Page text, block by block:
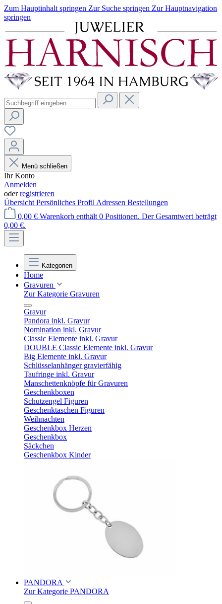
Zum Hauptinhalt springen Zur Suche springen Zur Hauptnavigation
springen
Menü schließen
Ihr Konto
Anmelden
oderregistrieren
Übersicht Persönliches Profil Adressen Bestellungen
0,00 € Warenkorb enthält 0 Positionen. Der Gesamtwert beträgt
0,00 €.
Kategorien
Home
Gravuren
Zur Kategorie Gravuren
Gravur
Pandora inkl. Gravur
Nomination inkl. Gravur
Classic Elemente inkl. Gravur
DOUBLE Classic Elemente inkl. Gravur
Big Elemente inkl. Gravur
Schlüsselanhänger gravierfähig
Taufringe inkl. Gravur
Manschettenknöpfe für Gravuren
Geschenkboxen
Schutzengel Figuren
Geschenktaschen Figuren
Weihnachten
Geschenkbox Herzen
Geschenkbox
Säckchen
Geschenkbox Kinder
PANDORA
Zur Kategorie PANDORA